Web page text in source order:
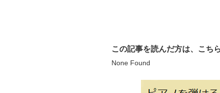
この記事を読んだ方は、こち
None Found